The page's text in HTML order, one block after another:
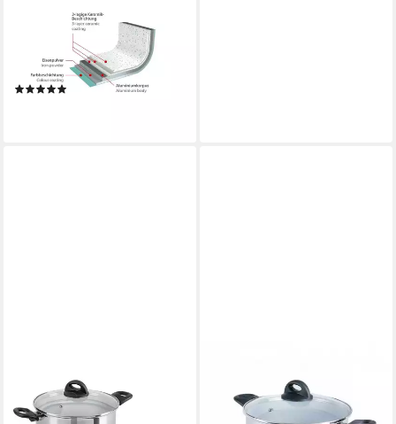
Kochtopf Ø 26 cm – 2-tlg.
Set, Keramik, (2-tlg., 2-tlg),
Für alle Herdarten geeignet